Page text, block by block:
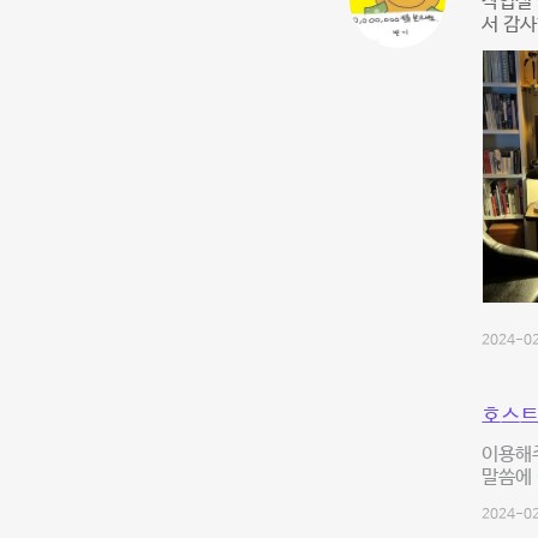
서 감
2024-
호스
이용
말씀
2024-